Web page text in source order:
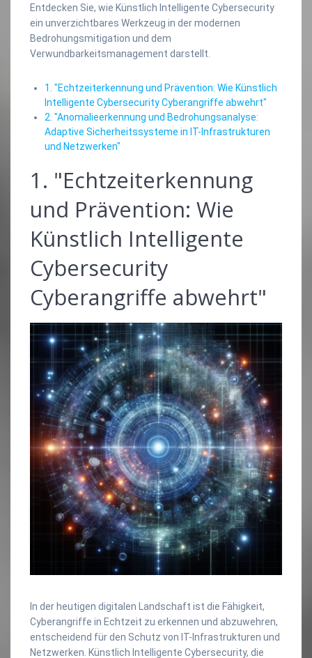
Entdecken Sie, wie Künstlich Intelligente Cybersecurity
ein unverzichtbares Werkzeug in der modernen
Bedrohungsmitigation und dem
Verwundbarkeitsmanagement darstellt.
1. "Echtzeiterkennung und Prävention: Wie Künstlich
Intelligente Cybersecurity Cyberangriffe abwehrt"
2. "Anomalieerkennung und Bedrohungsanalyse:
Adaptive Sicherheitssysteme in IT-Infrastrukturen
und Netzwerken"
1. "Echtzeiterkennung
und Prävention: Wie
Künstlich Intelligente
Cybersecurity
Cyberangriffe abwehrt"
In der heutigen digitalen Landschaft ist die Fähigkeit,
Cyberangriffe in Echtzeit zu erkennen und abzuwehren,
entscheidend für den Schutz von IT-Infrastrukturen und
Netzwerken. Künstlich Intelligente Cybersecurity, die